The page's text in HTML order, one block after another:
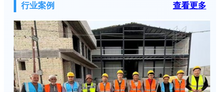
行业案例 查看更多